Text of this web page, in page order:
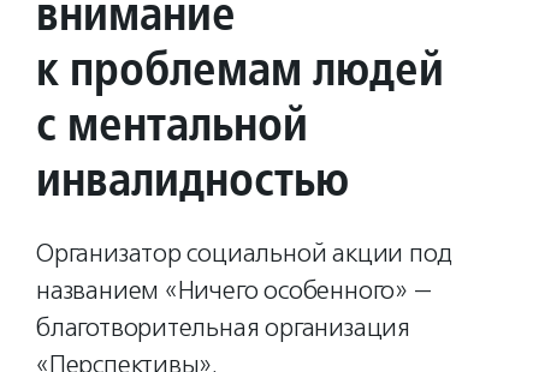
внимание
к проблемам людей
с ментальной
инвалидностью
Организатор социальной акции под
названием «Ничего особенного» —
благотворительная организация
«Перспективы».